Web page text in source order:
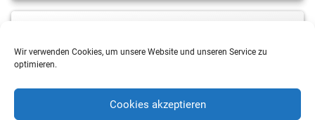
Wir verwenden Cookies, um unsere Website und unseren Service zu
optimieren.
Cookies akzeptieren